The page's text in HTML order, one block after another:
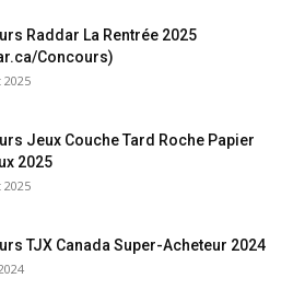
Raddar La Rentrée 2025
Concours)
Jeux Couche Tard Roche Papier
2025
TJX Canada Super-Acheteur 2024